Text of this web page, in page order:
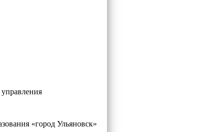
«город Ульяновск»